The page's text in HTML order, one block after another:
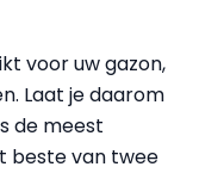
voor uw gazon,
Laat je daarom
de meest
beste van twee